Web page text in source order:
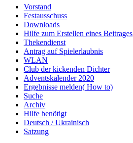
Vorstand
Festausschuss
Downloads
Hilfe zum Erstellen eines Beitrages
Thekendienst
Antrag auf Spielerlaubnis
WLAN
Club der kickenden Dichter
Adventskalender 2020
Ergebnisse melden( How to)
Suche
Archiv
Hilfe benötigt
Deutsch / Ukrainisch
Satzung